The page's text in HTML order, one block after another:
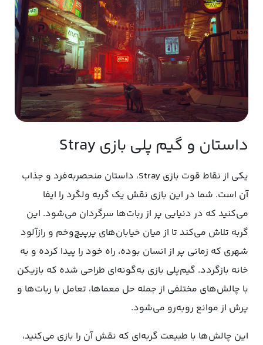
داستان و گیم پلی بازی Stray
یکی از نقاط قوت بازی Stray، داستان منحصربه‌فرد و جذاب
آن است. شما در این بازی نقش یک گربه ولگرد را ایفا
می‌کنید که در دنیایی پر از ربات‌ها سرگردان می‌شود. این
گربه تلاش می‌کند تا از میان خیابان‌های پرپیچ‌وخم و رازآلود
شهری که زمانی پر از انسان بوده، راه خود را پیدا کرده و به
خانه بازگردد. گیم‌پلی بازی به‌گونه‌ای طراحی شده که بازیکن
با چالش‌های مختلفی از جمله حل معماها، تعامل با ربات‌ها و
پرش از موانع رو‌به‌رو می‌شود.
این چالش‌ها با طبیعت گربه‌ای که نقش آن را بازی می‌کنید،